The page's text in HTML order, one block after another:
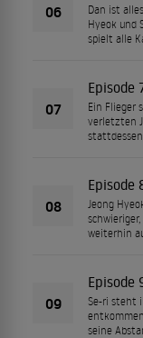
06
Dan ist
Hyeok und
spielt alle
07
Episode
Ein Flieger
verletzten
08
Episode
Jeong
weiterhin
09
Episode
Se-ri steht
seine